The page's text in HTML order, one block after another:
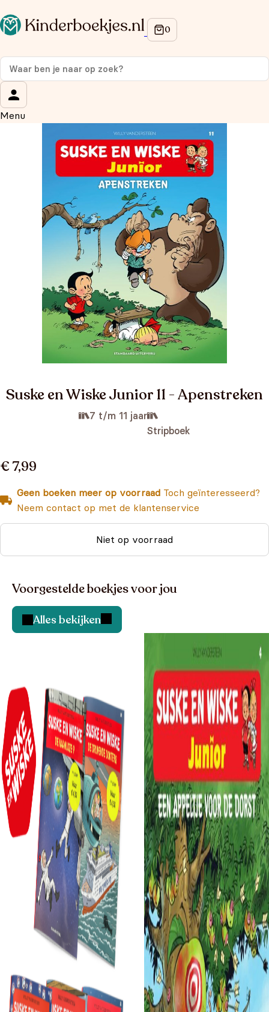
Menu
Suske en Wiske Junior 11 - Apenstreken
7 t/m 11 jaar
Stripboek
€ 7,99
Geen boeken meer op voorraad Toch geïnteresseerd?
Neem contact op met de klantenservice
Niet op voorraad
Voorgestelde boekjes voor jou
Alles bekijken
Op de hoogte blijven van onze acties?
Meld je aan voor onze nieuwsbrief en ontvang
korting
Wat is je voornaam?
Wat is je e-mailadres?*
We gebruiken je gegevens om contact op te nemen, in
overeenstemming met onsprivacybeleid.